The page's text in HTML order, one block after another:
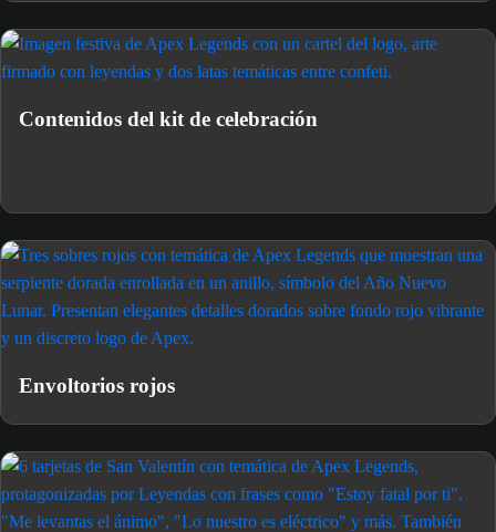
Contenidos del kit de celebración
Envoltorios rojos